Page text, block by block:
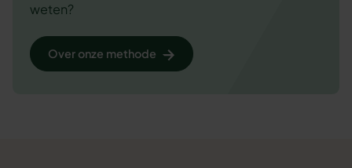
weten?
Over onze methode